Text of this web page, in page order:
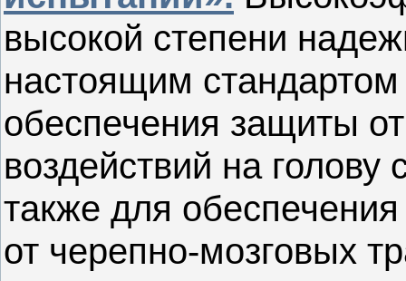
высокой степени
настоящим
обеспечения защиты
воздействий на голову
также для
от черепно-мозговых